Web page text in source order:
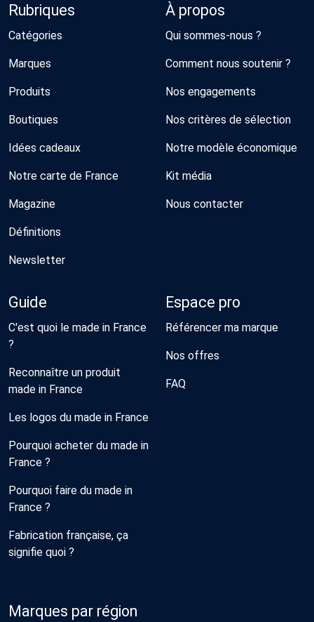
Rubriques
Catégories
Marques
Produits
Boutiques
Idées cadeaux
Notre carte de France
Magazine
Définitions
Newsletter
À propos
Qui sommes-nous ?
Comment nous soutenir ?
Nos engagements
Nos critères de sélection
Notre modèle économique
Kit média
Nous contacter
Guide
C'est quoi le made in France
?
Reconnaître un produit
made in France
Les logos du made in France
Pourquoi acheter du made in
France ?
Pourquoi faire du made in
France ?
Fabrication française, ça
signifie quoi ?
Espace pro
Référencer ma marque
Nos offres
FAQ
Marques par région